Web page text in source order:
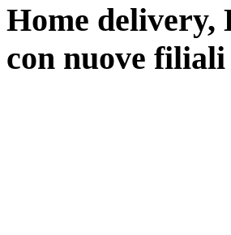
Home delivery,
con nuove filiali